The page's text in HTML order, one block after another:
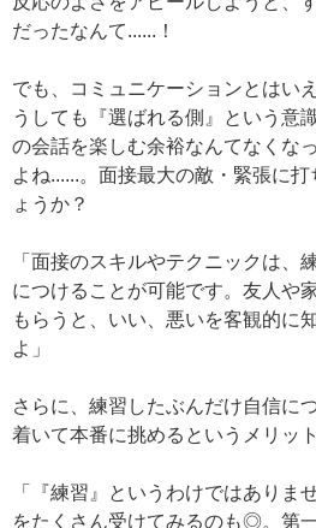
だったなんて......！
でも、コミュニケーションとはい
うしても『選ばれる側』という意
の会話を楽しむ余裕なんてなくな
よね......。面接最大の敵・緊張に
ょうか？
「面接のスキルやテクニックは、
につけることが可能です。友人や
もらうと、いい、悪いを客観的に
よ」
さらに、練習したぶんだけ自信に
着いて本番に挑めるというメリット
「『練習』というわけではありま
をたくさん受けてみるのも◎。第